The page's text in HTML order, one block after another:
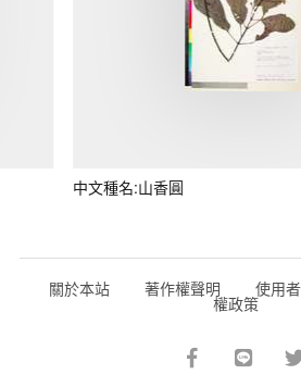
中文種名:山香圓
關於本站 著作權聲明 使用
權政策